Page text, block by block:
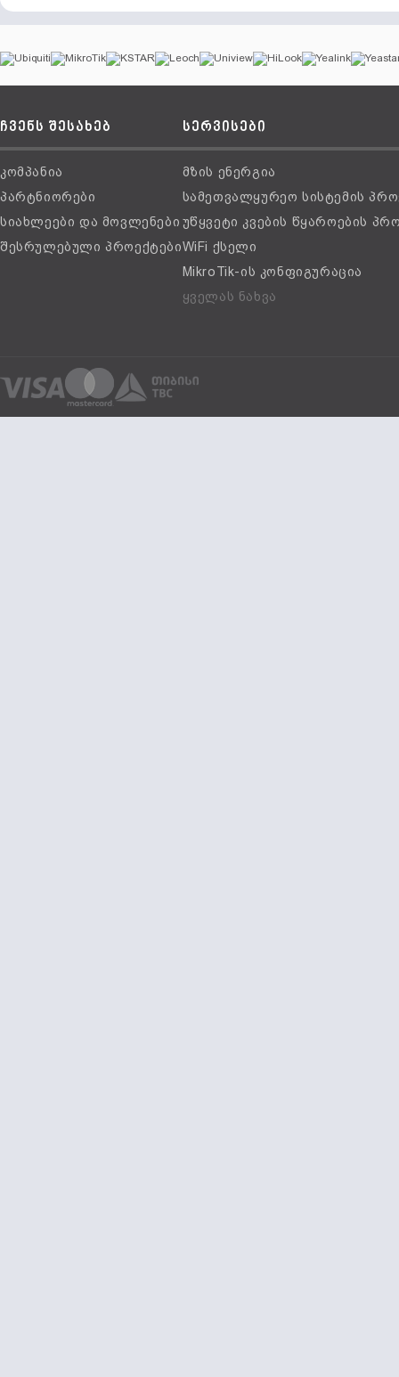
ჩვენს შესახებ
კომპანია
პარტნიორები
სიახლეები და მოვლენები
შესრულებული პროექტები
სერვისები
მზის ენერგია
სამეთვალყურეო სისტემის
უწყვეტი კვების წყაროების
WiFi ქსელი
MikroTik-ის კონფიგურაცია
ყველას ნახვა